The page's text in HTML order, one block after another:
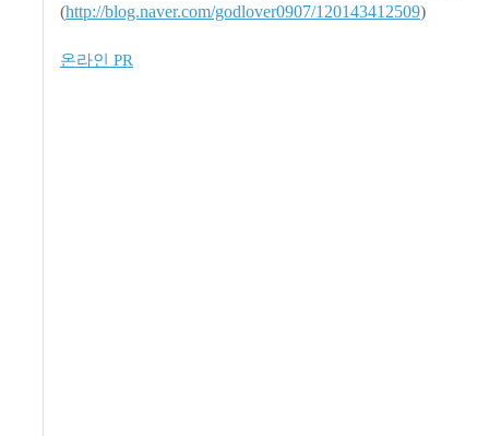
(http://blog.naver.com/godlover0907/120143412509)
온라인 PR